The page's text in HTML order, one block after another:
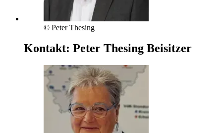
© Peter Thesing
Kontakt: Peter Thesing Beisitzer